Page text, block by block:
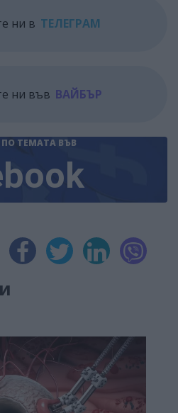
ни в ТЕЛЕГРАМ
ни във ВАЙБЪР
ТЕМАТА ВЪВ